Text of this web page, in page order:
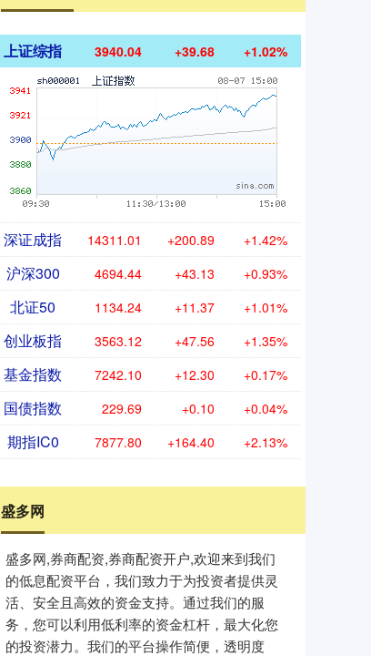
上证综指 3940.04 +39.68 +1.02%
深证成指 14311.01 +200.89 +1.42%
沪深300 4694.44 +43.13 +0.93%
北证50 1134.24 +11.37 +1.01%
创业板指 3563.12 +47.56 +1.35%
基金指数 7242.10 +12.30 +0.17%
国债指数 229.69 +0.10 +0.04%
期指IC0 7877.80 +164.40 +2.13%
盛多网
盛多网,券商配资,券商配资开户,欢迎来到我们
的低息配资平台，我们致力于为投资者提供灵
活、安全且高效的资金支持。通过我们的服
务，您可以利用低利率的资金杠杆，最大化您
的投资潜力。我们的平台操作简便，透明度